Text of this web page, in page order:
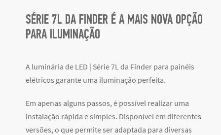
SÉRIE 7L DA FINDER É A MAIS NOVA OPÇÃO
PARA ILUMINAÇÃO
A luminária de LED | Série 7L da Finder para painéis
elétricos garante uma iluminação perfeita.
Em apenas alguns passos, é possível realizar uma
instalação rápida e simples. Disponível em diferentes
versões, o que permite ser adaptada para diversas